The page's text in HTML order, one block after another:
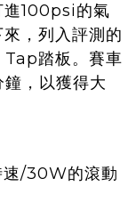
進100psi的氣
，列入評測的
踏板。賽車
，以獲得大
/30W的滾動